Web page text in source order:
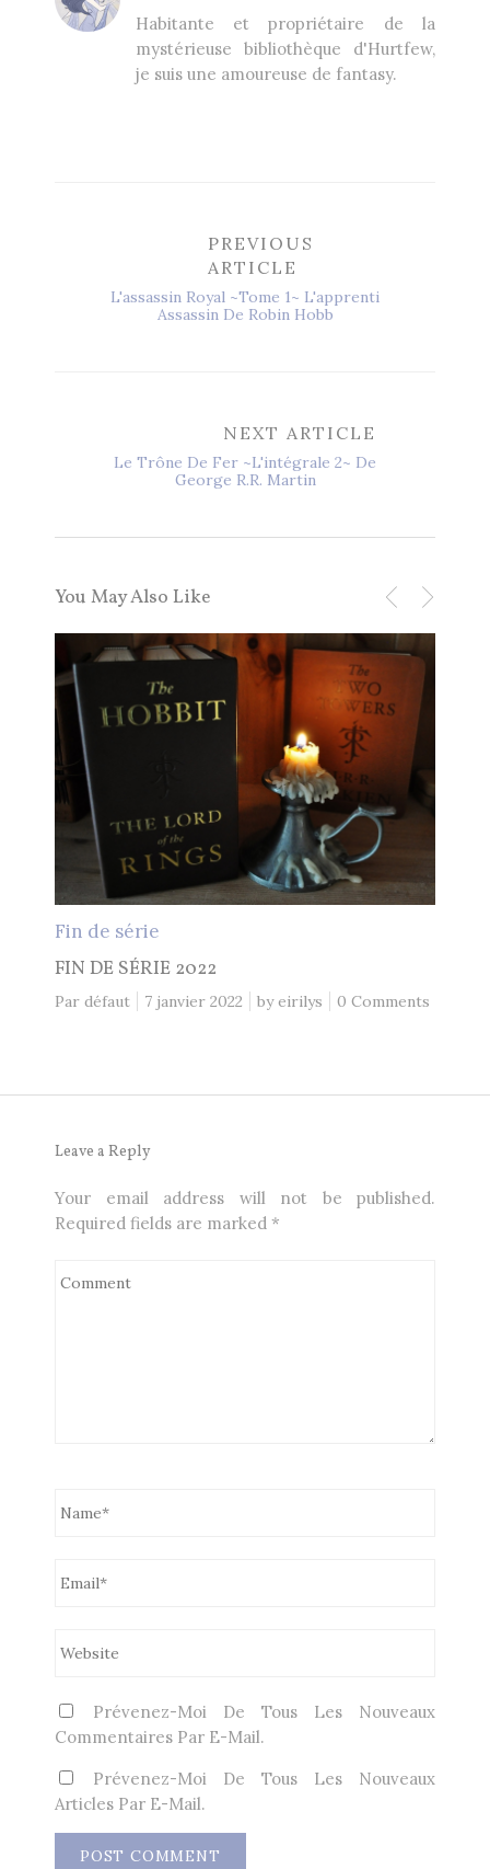
Habitante et propriétaire de la
mystérieuse bibliothèque d'Hurtfew,
je suis une amoureuse de fantasy.
PREVIOUS
ARTICLE
L'assassin Royal ~Tome 1~ L'apprenti
Assassin De Robin Hobb
NEXT ARTICLE
Le Trône De Fer ~L'intégrale 2~ De
George R.R. Martin
You May Also Like
Fin de série
FIN DE SÉRIE 2022
Par défaut 7 janvier 2022 byeirilys 0 Comments
Leave a Reply
Your email address will not be published.
Required fields are marked *
Prévenez-Moi De Tous Les Nouveaux
Commentaires Par E-Mail.
Prévenez-Moi De Tous Les Nouveaux
Articles Par E-Mail.